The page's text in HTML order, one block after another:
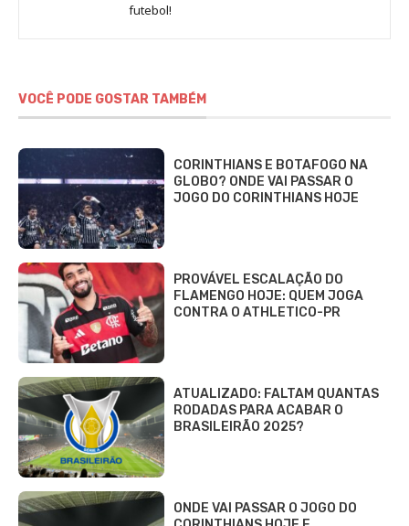
futebol!
VOCÊ PODE GOSTAR TAMBÉM
CORINTHIANS E BOTAFOGO NA
GLOBO? ONDE VAI PASSAR O
JOGO DO CORINTHIANS HOJE
PROVÁVEL ESCALAÇÃO DO
FLAMENGO HOJE: QUEM JOGA
CONTRA O ATHLETICO-PR
ATUALIZADO: FALTAM QUANTAS
RODADAS PARA ACABAR O
BRASILEIRÃO 2025?
ONDE VAI PASSAR O JOGO DO